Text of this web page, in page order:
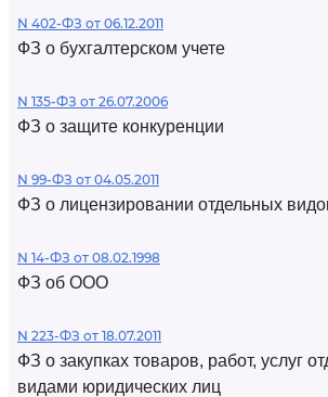
N 402-ФЗ от 06.12.2011
ФЗ о бухгалтерском учете
N 135-ФЗ от 26.07.2006
ФЗ о защите конкуренции
N 99-ФЗ от 04.05.2011
ФЗ о лицензировании отдельных
N 14-ФЗ от 08.02.1998
ФЗ об ООО
N 223-ФЗ от 18.07.2011
ФЗ о закупках товаров, работ, услуг
видами юридических лиц